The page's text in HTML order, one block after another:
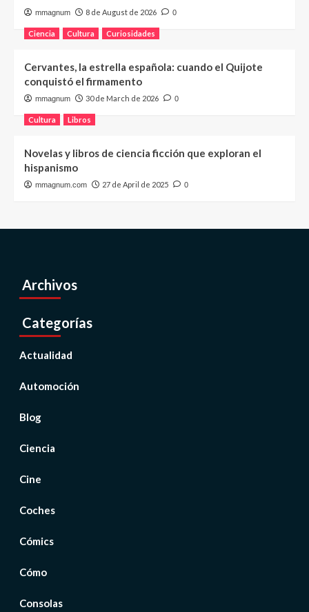
mmagnum 8 de August de 2026 0
Ciencia Cultura Curiosidades
Cervantes, la estrella española: cuando el Quijote
conquistó el firmamento
mmagnum 30 de March de 2026 0
Cultura Libros
Novelas y libros de ciencia ficción que exploran el
hispanismo
mmagnum.com 27 de April de 2025 0
Archivos
Categorías
Actualidad
Automoción
Blog
Ciencia
Cine
Coches
Cómics
Cómo
Consolas